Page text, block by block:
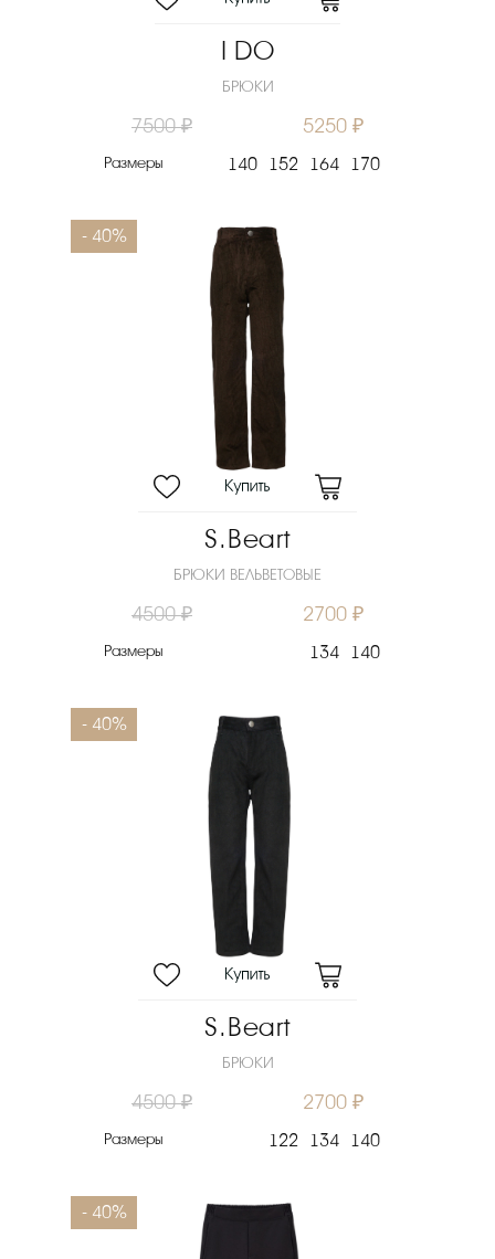
I DO
БРЮКИ
7500 ₽ 5250 ₽
Размеры 140 152 164 170
- 40%
S.Beart
БРЮКИ ВЕЛЬВЕТОВЫЕ
4500 ₽ 2700 ₽
Размеры 134 140
- 40%
S.Beart
БРЮКИ
4500 ₽ 2700 ₽
Размеры 122 134 140
- 40%